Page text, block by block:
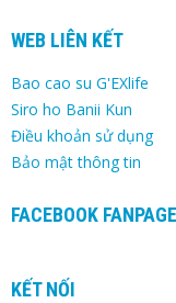
WEB LIÊN KẾT
Bao cao su G'EXlife
Siro ho Banii Kun
Điều khoản sử dụng
Bảo mật thông tin
FACEBOOK FANPAGE
KẾT NỐI